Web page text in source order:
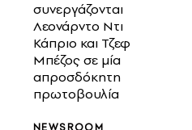
συνεργάζονται
Λεονάρντο Ντι
Κάπριο και Τζεφ
Μπέζος σε μία
απροσδόκητη
πρωτοβουλία